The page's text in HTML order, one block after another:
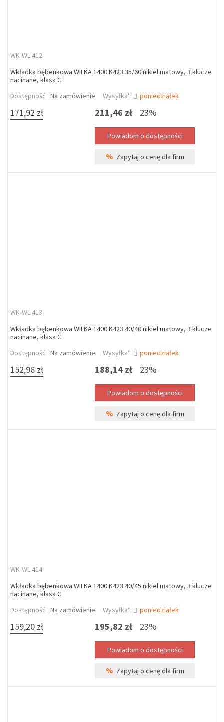
WK-WL-412
Wkładka bębenkowa WILKA 1400 K423 35/60 nikiel matowy, 3 klucze
nacinane, klasa C
Dostępność Na zamówienie Wysyłka*: poniedziałek
171,92 zł 211,46 zł 23%
% Zapytaj o cenę dla firm
WK-WL-413
Wkładka bębenkowa WILKA 1400 K423 40/40 nikiel matowy, 3 klucze
nacinane, klasa C
Dostępność Na zamówienie Wysyłka*: poniedziałek
152,96 zł 188,14 zł 23%
% Zapytaj o cenę dla firm
WK-WL-414
Wkładka bębenkowa WILKA 1400 K423 40/45 nikiel matowy, 3 klucze
nacinane, klasa C
Dostępność Na zamówienie Wysyłka*: poniedziałek
159,20 zł 195,82 zł 23%
% Zapytaj o cenę dla firm